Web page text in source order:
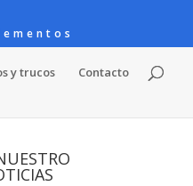
y trucos Contacto